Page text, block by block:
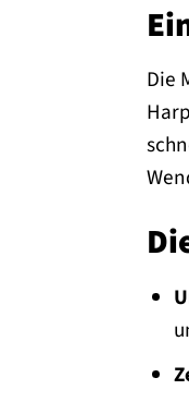
Die